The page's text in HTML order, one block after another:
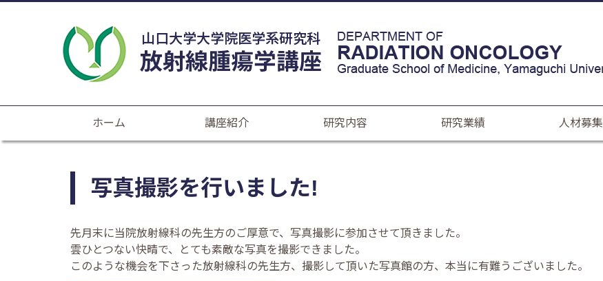
ホーム 講座紹介 研究内容 研究業績 人材募集
写真撮影を行いました!
先月末に当院放射線科の先生方のご厚意で、写真撮影に参加させて頂きました。
雲ひとつない快晴で、とても素敵な写真を撮影できました。
このような機会を下さった放射線科の先生方、撮影して頂いた写真館の方、本当に有難うございました。